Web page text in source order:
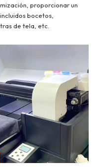
proporcionar un
bocetos,
de tela, etc.